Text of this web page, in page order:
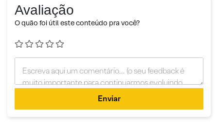
Avaliação
O quão foi útil este conteúdo pra você?
Enviar